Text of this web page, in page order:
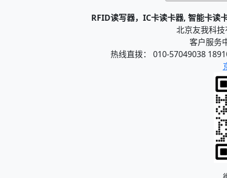
RFID读写器，IC卡读卡器, 智能卡读
北京友我科
客户服务
热线直拨： 010-57049038